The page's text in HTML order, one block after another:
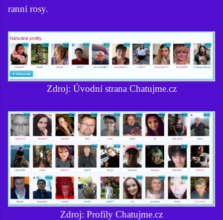
ranní rosy.
Zdroj: Úvodní strana Chatujme.cz
Zdroj: Profily Chatujme.cz